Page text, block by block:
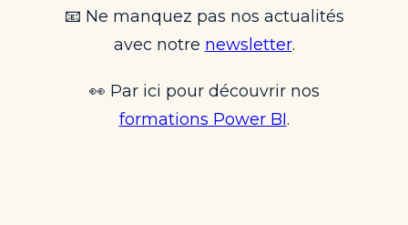
📧 Ne manquez pas nos actualités
avec notre newsletter.
👀 Par ici pour découvrir nos
formations Power BI.